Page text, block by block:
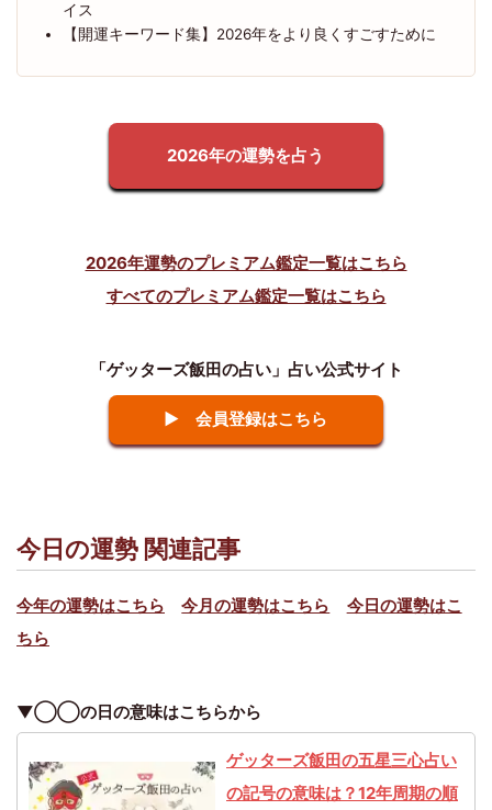
イス
【開運キーワード集】2026年をより良くすごすために
2026年の運勢を占う
2026年運勢のプレミアム鑑定一覧はこちら
すべてのプレミアム鑑定一覧はこちら
「ゲッターズ飯田の占い」占い公式サイト
▶ 会員登録はこちら
今日の運勢 関連記事
今年の運勢はこちら 今月の運勢はこちら
今日の運勢はこ
ちら
▼◯◯の日の意味はこちらから
ゲッターズ飯田の五星三心占い
の記号の意味は？12年周期の順